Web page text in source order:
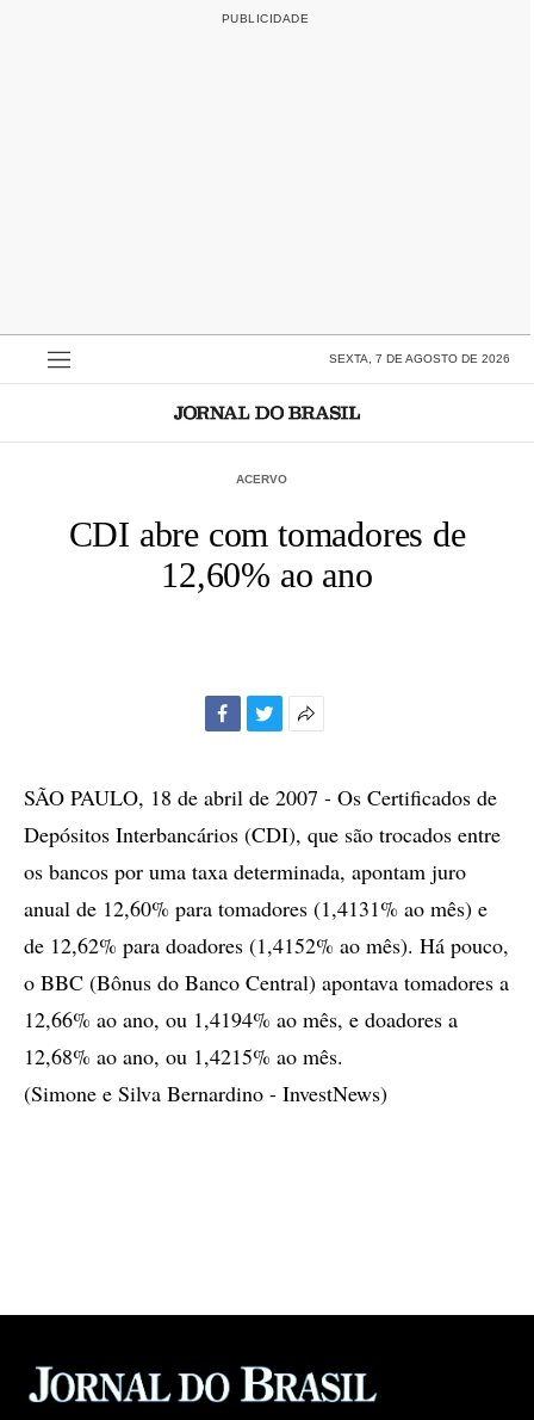
SEXTA, 7 DE AGOSTO DE 2026
ACERVO
CDI abre com tomadores de
12,60% ao ano
compartilhamento
SÃO PAULO, 18 de abril de 2007 - Os Certificados de
Depósitos Interbancários (CDI), que são trocados entre
os bancos por uma taxa determinada, apontam juro
anual de 12,60% para tomadores (1,4131% ao mês) e
de 12,62% para doadores (1,4152% ao mês). Há pouco,
o BBC (Bônus do Banco Central) apontava tomadores a
12,66% ao ano, ou 1,4194% ao mês, e doadores a
12,68% ao ano, ou 1,4215% ao mês.
(Simone e Silva Bernardino - InvestNews)